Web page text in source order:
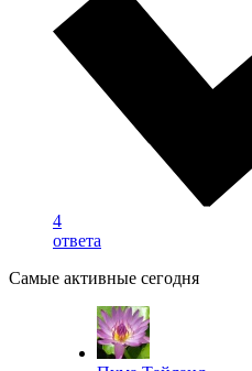
4
ответа
Самые активные сегодня